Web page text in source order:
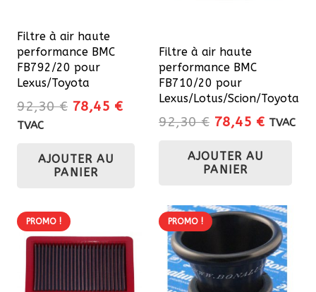
Filtre à air haute
performance BMC
FB792/20 pour
Lexus/Toyota
92,30€ Le
était :
92,30 €.
78,45 €Le
TVAC
AJOUTER AU
PANIER
Filtre à air haute
performance BMC
FB710/20 pour
Lexus/Lotus/Scion/Toyota
92,30€ Le
initial
était :
78,45 €Le
TVAC
AJOUTER AU
PANIER
PROMO ! PROMO !